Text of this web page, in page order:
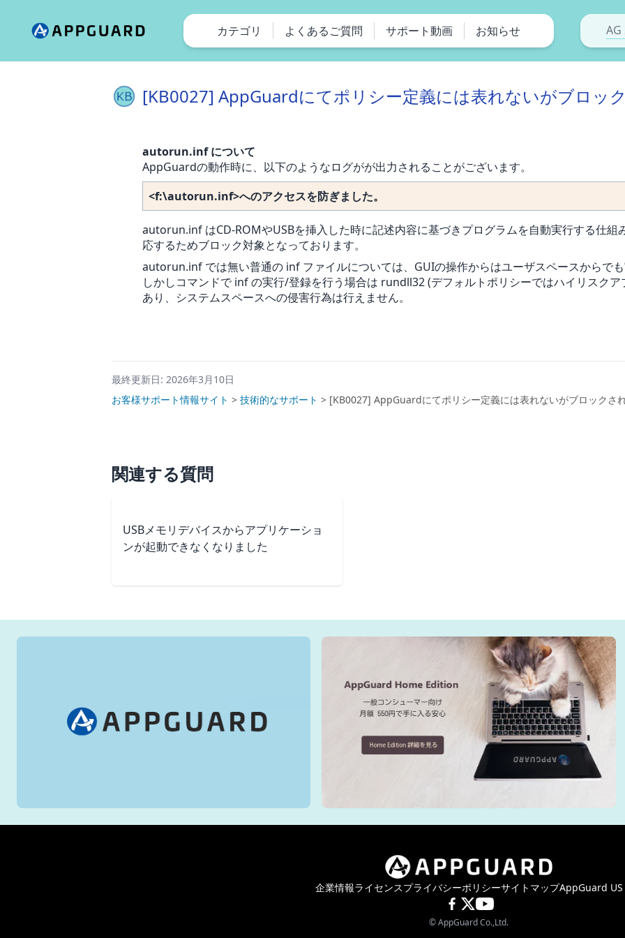
カテゴリ よくあるご質問 サポート動画 お知らせ
[KB0027] AppGuardにてポリシー定義には表れないがブロッ
autorun.inf について
AppGuardの動作時に、以下のようなログがが出力されることがございます。
<f:\autorun.inf>へのアクセスを防ぎました。
autorun.inf はCD-ROMやUSBを挿入した時に記述内容に基づきプログラムを自動実行する仕組
応するためブロック対象となっております。
autorun.inf では無い普通の inf ファイルについては、GUIの操作からはユーザスペースからでも
しかしコマンドで inf の実行/登録を行う場合は rundll32 (デフォルトポリシーではハイリスク
あり、システムスペースへの侵害行為は行えません。
最終更新日: 2026年3月10日
お客様サポート情報サイト > 技術的なサポート > [KB0027] AppGuardにてポリシー定義には表れないがブロックさ
関連する質問
USBメモリデバイスからアプリケーショ
ンが起動できなくなりました
企業情報ライセンスプライバシーポリシーサイトマップAppGuard US
©AppGuard Co.,Ltd.